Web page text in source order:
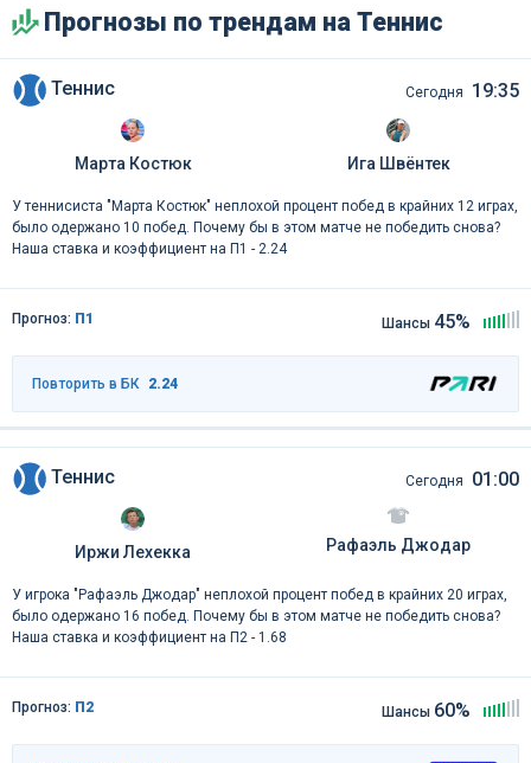
Прогнозы по трендам на Теннис
Теннис Сегодня 19:35
Марта Костюк Ига Швёнтек
У теннисиста "Марта Костюк" неплохой процент побед в крайних 12 играх,
было одержано 10 побед. Почему бы в этом матче не победить снова?
Наша ставка и коэффициент на П1 - 2.24
Прогноз: П1 Шансы 45%
Повторить в БК 2.24
Теннис Сегодня 01:00
Иржи Лехекка Рафаэль Джодар
У игрока "Рафаэль Джодар" неплохой процент побед в крайних 20 играх,
было одержано 16 побед. Почему бы в этом матче не победить снова?
Наша ставка и коэффициент на П2 - 1.68
Прогноз: П2 Шансы 60%